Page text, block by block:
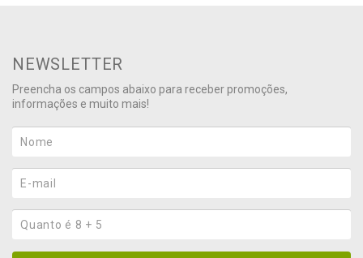
NEWSLETTER
Preencha os campos abaixo para receber promoções,
informações e muito mais!